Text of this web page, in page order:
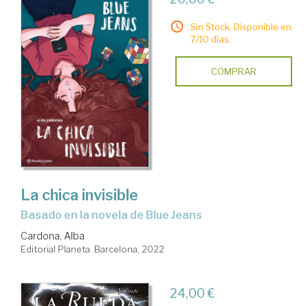
Sin Stock. Disponible en
7/10 días.
COMPRAR
La chica invisible
basado en la novela de Blue Jeans
Cardona, Alba
Editorial Planeta. Barcelona, 2022
24,00 €